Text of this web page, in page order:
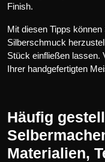
Finish.
Mit diesen Tipps
Silberschmuck
Stück einfließen lassen.
Ihrer handgefertigten
Häufig
Materialien,